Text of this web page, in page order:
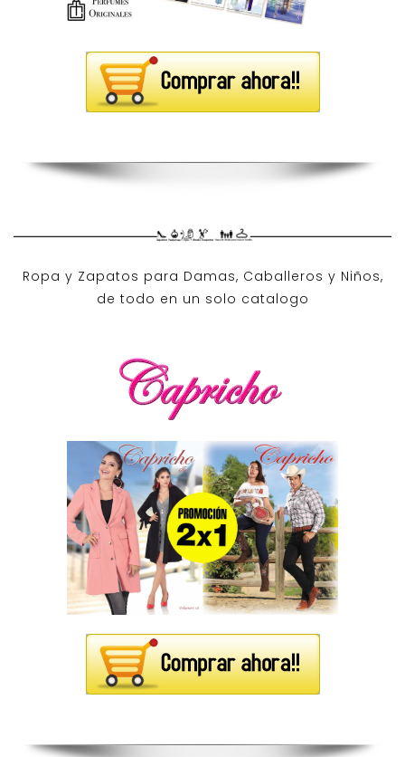
Ropa y Zapatos para Damas, Caballeros y Niños,
de todo en un solo catalogo